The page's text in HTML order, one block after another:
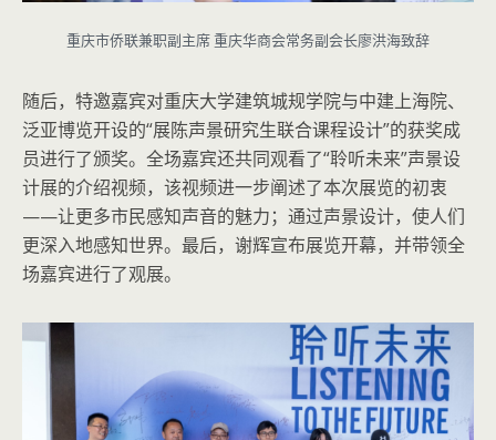
重庆市侨联兼职副主席 重庆华商会常务副会长廖洪海致辞
随后，特邀嘉宾对重庆大学建筑城规学院与中建上海院、
泛亚博览开设的“展陈声景研究生联合课程设计”的获奖成
员进行了颁奖。全场嘉宾还共同观看了“聆听未来”声景设
计展的介绍视频，该视频进一步阐述了本次展览的初衷
——让更多市民感知声音的魅力；通过声景设计，使人们
更深入地感知世界。最后，谢辉宣布展览开幕，并带领全
场嘉宾进行了观展。